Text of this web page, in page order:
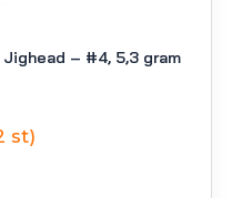
– #4, 5,3 gram
st)